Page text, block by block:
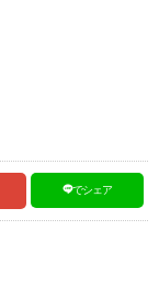
でシェア